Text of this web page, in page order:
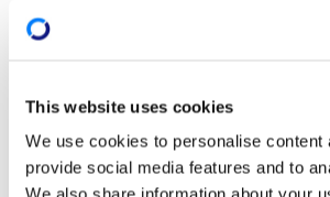
This website uses cookies
We use cookies to personalise content
provide social media features and to
L'INFPC a le plaisir de vous
annuel mettant en lumière les
et projets menés tout au long de